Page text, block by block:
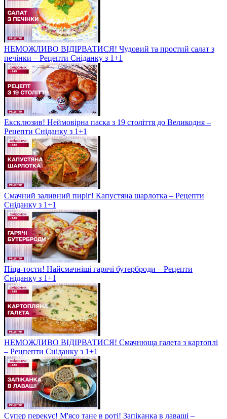
НЕМОЖЛИВО ВІДІРВАТИСЯ! Чудовий та простий салат з
печінки – Рецепти Сніданку з 1+1
Ексклюзив! Неймовірна паска з 19 століття до Великодня –
Рецепти Сніданку з 1+1
Смачний заливний пиріг! Капустяна шарлотка – Рецепти
Сніданку з 1+1
Піца-тости! Найсмачніші гарячі бутерброди – Рецепти
Сніданку з 1+1
НЕМОЖЛИВО ВІДІРВАТИСЯ! Смачнюща галета з картоплі
– Рецпепти Сніданку з 1+1
Супер перекус! М'ясо тане в роті! Запіканка в лаваші –